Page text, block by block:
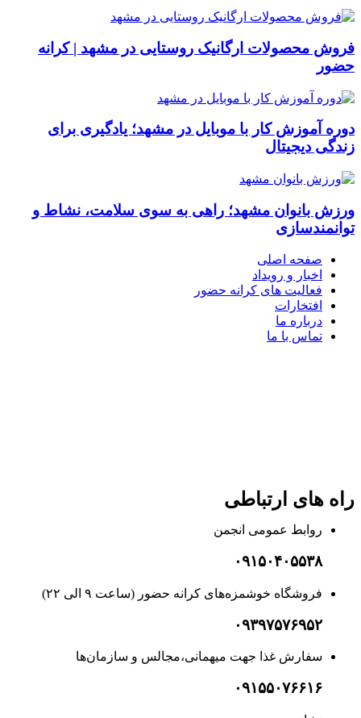
فروش محصولات ارگانیک روستایی در مشهد | کرانه
حضور
دوره آموزش کار با موبایل در مشهد؛ یادگیری برای
زندگی دیجیتال
ورزش بانوان مشهد؛ راهی به سوی سلامت، نشاط و
توانمندسازی
صفحه اصلی
اخبار و رویداد
فعالیت های کرانه حضور
افتخارات
درباره ما
تماس با ما
راه های ارتباطی
روابط عمومی انجمن
۰۹۱۵۰۴۰۵۵۳۸
فروشگاه خوشمزه‌های کرانه حضور (ساعت ۹ الی ۲۲)
۰۹۳۹۷۵۷۶۹۵۲
سفارش غذا جهت میهمانی،مجالس و سازمان‌ها
۰۹۱۵۵۰۷۶۶۱۶